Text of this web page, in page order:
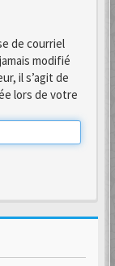
de courriel
modifié
il s’agit de
lors de votre